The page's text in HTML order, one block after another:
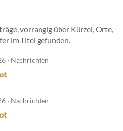
vorrangig über Kürzel, Orte,
im Titel gefunden.
· Nachrichten
· Nachrichten